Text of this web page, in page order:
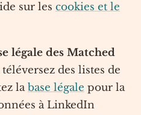
sur les cookies et le
légale des Matched
des listes de
la base légale pour la
à LinkedIn